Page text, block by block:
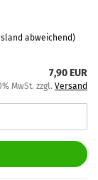
abweichend)
7,90 EUR
MwSt. zzgl. Versand